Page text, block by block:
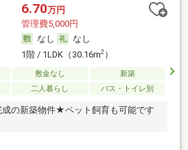
6.70万円
管理費5,000円
なし
なし
1階 / 1LDK（30.16m2）
敷金なし
新築
二人暮らし バス・トイレ別
の新築物件★ペット飼育も可能です